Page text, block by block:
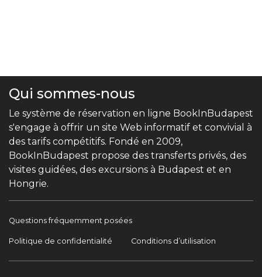
Qui sommes-nous
Le système de réservation en ligne BookInBudapest
s'engage à offrir un site Web informatif et convivial à
des tarifs compétitifs. Fondé en 2009,
BookInBudapest propose des transferts privés, des
visites guidées, des excursions à Budapest et en
Hongrie.
Questions fréquemment posées
Politique de confidentialité Conditions d’utilisation